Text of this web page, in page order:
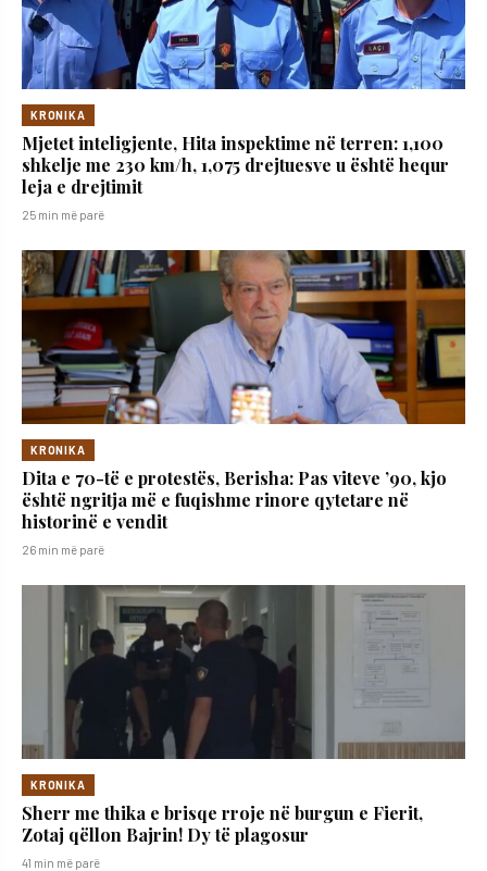
KRONIKA
Mjetet inteligjente, Hita inspektime në terren: 1,100
shkelje me 230 km/h, 1,075 drejtuesve u është hequr
leja e drejtimit
25 min më parë
KRONIKA
Dita e 70-të e protestës, Berisha: Pas viteve ’90, kjo
është ngritja më e fuqishme rinore qytetare në
historinë e vendit
26 min më parë
KRONIKA
Sherr me thika e brisqe rroje në burgun e Fierit,
Zotaj qëllon Bajrin! Dy të plagosur
41 min më parë